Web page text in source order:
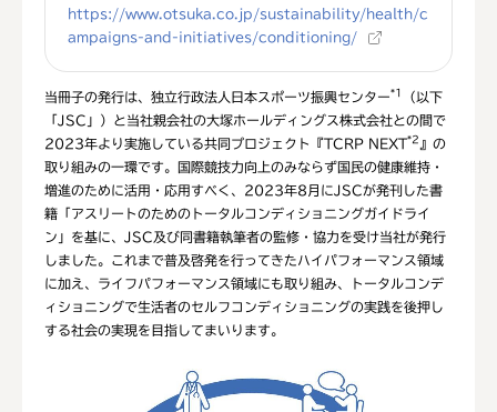
https://www.otsuka.co.jp/sustainability/health/c
ampaigns-and-initiatives/conditioning/
当冊子の発行は、独立行政法人日本スポーツ振興センター*1
（以下
「JSC」）と当社親会社の大塚ホールディングス株式会社との間で
2023年より実施している共同プロジェクト『TCRP NEXT*2 』の
取り組みの一環です。国際競技力向上のみならず国民の健康維持・
増進のために活用・応用すべく、2023年8月にJSCが発刊した書
籍「アスリートのためのトータルコンディショニングガイドライ
ン」を基に、JSC及び同書籍執筆者の監修・協力を受け当社が発行
しました。これまで普及啓発を行ってきたハイパフォーマンス領域
に加え、ライフパフォーマンス領域にも取り組み、トータルコンデ
ィショニングで生活者のセルフコンディショニングの実践を後押し
する社会の実現を目指してまいります。